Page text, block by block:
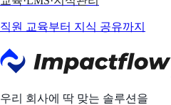
직원 교육부터 지식 공유까지
우리 회사에 딱 맞는 솔루션을